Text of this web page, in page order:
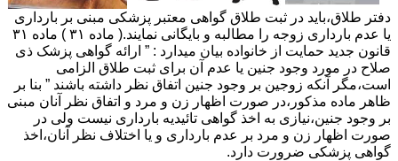
دفتر طلاق،باید در ثبت طلاق گواهی معتبر پزشکی مبنی بر بارداری
یا عدم بارداری زوجه را مطالبه و بایگانی نمایند.( ماده ۳۱ ) ماده ۳۱
قانون جدید حمایت از خانواده بیان میدارد : ” ارائه گواهی پزشک ذی
صلاح در مورد وجود جنین یا عدم آن برای ثبت طلاق الزامی
است،مگر آنکه زوجین بر وجود جنین اتفاق نظر داشته باشند ” بنا بر
ظاهر ماده مذکور،در صورت اظهار زن و مرد و اتفاق نظر آنان مبنی
بر وجود جنین،نیازی به اخذ گواهی تائیدیه بارداری نیست ولی در
صورت اظهار زن و مرد بر عدم بارداری و یا اختلاف نظر آنان،اخذ
گواهی پزشکی ضرورت دارد.